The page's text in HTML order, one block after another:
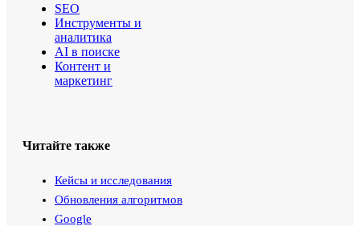
SEO
Инструменты и
аналитика
AI в поиске
Контент и
маркетинг
Читайте также
Кейсы и исследования
Обновления алгоритмов
Google